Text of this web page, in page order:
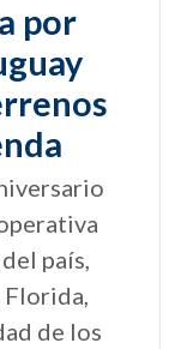
por
país,
Florida,
de los